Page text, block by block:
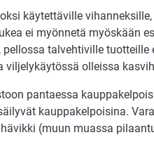
käytettäville vihanneksille,
ei myönnetä myöskään
talvehtiville tuotteille
olleissa
pantaessa
kauppakelpoisina.
(muun muassa